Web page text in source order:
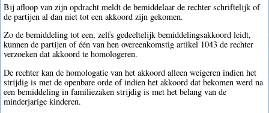
Bij afloop van zijn opdracht meldt de bemiddelaar de rechter schriftelijk of
de partijen al dan niet tot een akkoord zijn gekomen.
Zo de bemiddeling tot een, zelfs gedeeltelijk bemiddelingsakkoord leidt,
kunnen de partijen of één van hen overeenkomstig artikel 1043 de rechter
verzoeken dat akkoord te homologeren.
De rechter kan de homologatie van het akkoord alleen weigeren indien het
strijdig is met de openbare orde of indien het akkoord dat bekomen werd na
een bemiddeling in familiezaken strijdig is met het belang van de
minderjarige kinderen.